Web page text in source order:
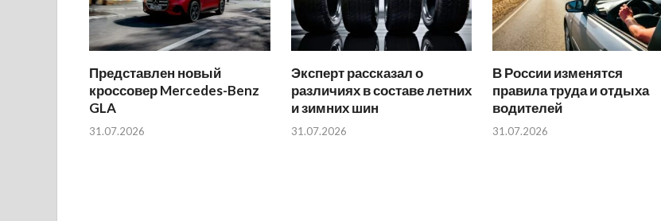
Представлен новый
кроссовер Mercedes-Benz
GLA
31.07.2026
Эксперт рассказал о
различиях в составе летних
и зимних шин
31.07.2026
В России изменятся
правила труда и отдыха
водителей
31.07.2026